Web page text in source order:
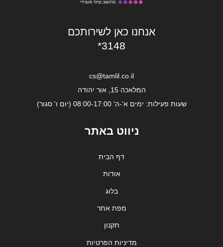
אנחנו כאן לשירותכם
*3148
cs@tamlil.co.il
המלאכה 15, אור יהודה
שעות פעילות: ימים א'-ה' 08:00-17:00 (יום ו' סגור)
ניווט באתר
דף הבית
אודות
בלוג
מפת אתר
תקנון
מדיניות הפרטיות